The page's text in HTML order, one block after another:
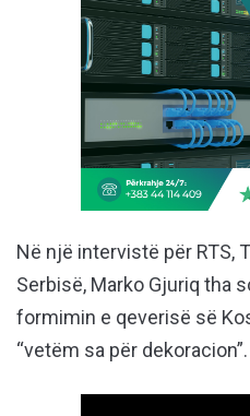
Në një intervistë për RTS,
Serbisë, Marko Gjuriq tha
formimin e qeverisë së
“vetëm sa për dekoracion”.